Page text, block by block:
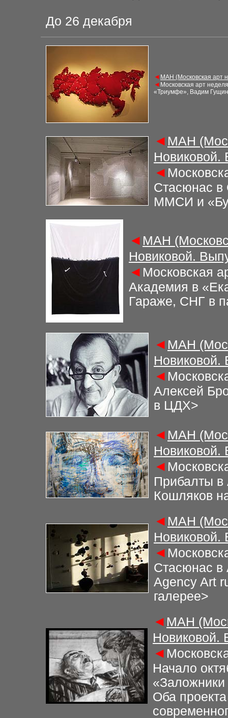
До 26 декабря
◄ МАН (Московская арт
◄ Московская арт неделя
«Триумфе», Вадим Гущин
◄ МАН
Новиковой.
◄
Стасюнас в
ММСИ и
◄ МАН
Новиковой.
◄ Московская
Академия в
Гараже, СНГ в
◄ МАН
Новиковой.
◄
Алексей
в ЦДХ>
◄ МАН
Новиковой.
◄
Прибалты в
Кошляков
◄ МАН
Новиковой.
◄
Стасюнас в
Agency Art
галерее>
◄ МАН
Новиковой.
◄
Начало
«Заложники
Оба